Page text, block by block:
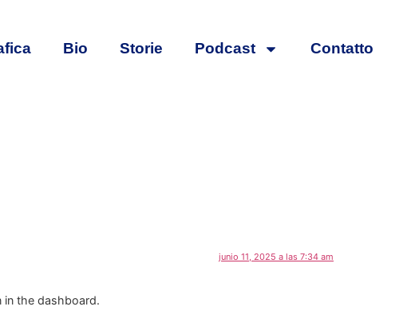
Bio Storie Podcast Contatto
junio 11, 2025 a las 7:34 am
in the dashboard.